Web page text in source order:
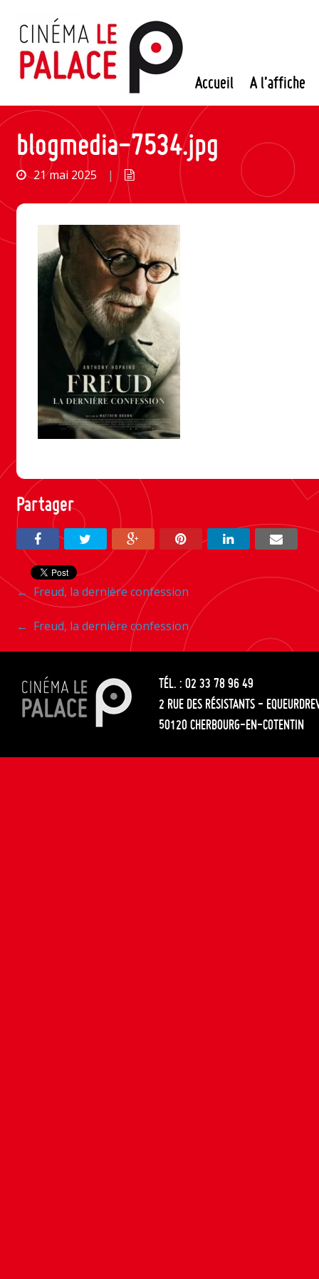
contenu
Accueil A l’affiche
blogmedia-7534.jpg
21 mai 2025 |
Partager
Navigation
entre
les
articles
← Freud, la dernière confession
Navigation
entre
les
articles
← Freud, la dernière confession
TÉL. : 02 33 78 96 49
2 RUE DES RÉSISTANTS -
50120 CHERBOURG-EN-COTENTIN